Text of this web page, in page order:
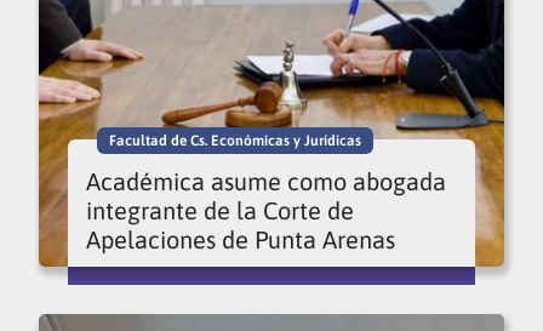
Facultad de Cs. Económicas y Jurídicas
Académica asume como abogada
integrante de la Corte de
Apelaciones de Punta Arenas